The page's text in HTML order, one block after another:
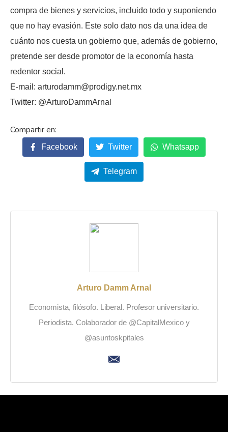
compra de bienes y servicios, incluido todo y suponiendo
que no hay evasión. Este solo dato nos da una idea de
cuánto nos cuesta un gobierno que, además de gobierno,
pretende ser desde promotor de la economía hasta
redentor social.
E-mail: arturodamm@prodigy.net.mx
Twitter: @ArturoDammArnal
Facebook Twitter Whatsapp
Telegram
Arturo Damm Arnal
Economista, filósofo. Liberal. Profesor universitario.
Periodista. Colaborador de @CapitalMexico y
@asuntoskpitales